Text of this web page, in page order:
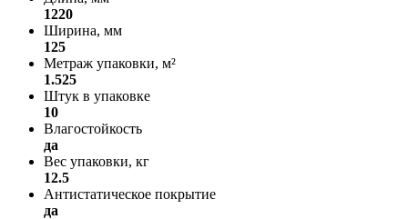
1220
Ширина, мм
125
Метраж упаковки, м²
1.525
Штук в упаковке
10
Влагостойкость
да
Вес упаковки, кг
12.5
Антистатическое покрытие
да